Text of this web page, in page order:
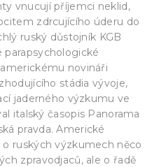
vnucují příjemci neklid,
zdrcujícího úderu do
ruský důstojník KGB
parapsychologické
novináři
stádia vývoje,
jaderného výzkumu ve
italský časopis Panorama
pravda. Americké
ruských výzkumech něco
zpravodjaců, ale o řadě